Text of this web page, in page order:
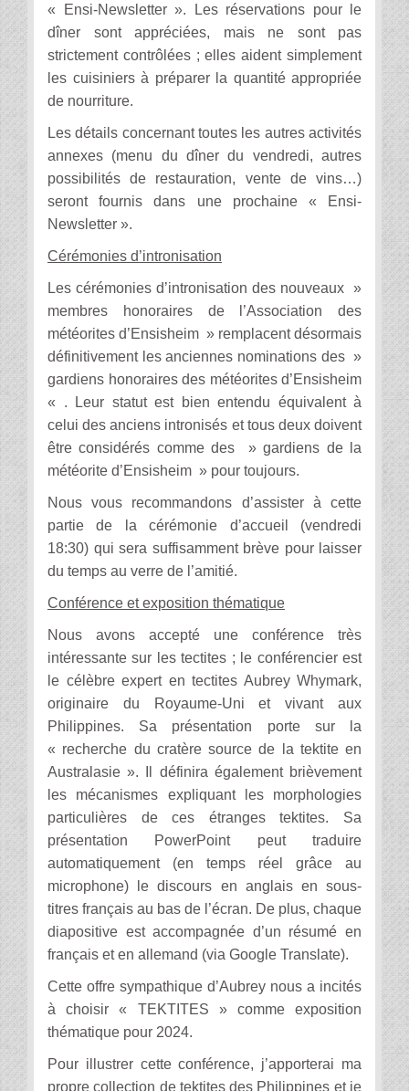
« Ensi-Newsletter ». Les réservations pour le
dîner sont appréciées, mais ne sont pas
strictement contrôlées ; elles aident simplement
les cuisiniers à préparer la quantité appropriée
de nourriture.
Les détails concernant toutes les autres activités
annexes (menu du dîner du vendredi, autres
possibilités de restauration, vente de vins…)
seront fournis dans une prochaine « Ensi-
Newsletter ».
Cérémonies d’intronisation
Les cérémonies d’intronisation des nouveaux »
membres honoraires de l’Association des
météorites d’Ensisheim » remplacent désormais
définitivement les anciennes nominations des »
gardiens honoraires des météorites d’Ensisheim
« . Leur statut est bien entendu équivalent à
celui des anciens intronisés et tous deux doivent
être considérés comme des » gardiens de la
météorite d’Ensisheim » pour toujours.
Nous vous recommandons d’assister à cette
partie de la cérémonie d’accueil (vendredi
18:30) qui sera suffisamment brève pour laisser
du temps au verre de l’amitié.
Conférence et exposition thématique
Nous avons accepté une conférence très
intéressante sur les tectites ; le conférencier est
le célèbre expert en tectites Aubrey Whymark,
originaire du Royaume-Uni et vivant aux
Philippines. Sa présentation porte sur la
« recherche du cratère source de la tektite en
Australasie ». Il définira également brièvement
les mécanismes expliquant les morphologies
particulières de ces étranges tektites. Sa
présentation PowerPoint peut traduire
automatiquement (en temps réel grâce au
microphone) le discours en anglais en sous-
titres français au bas de l’écran. De plus, chaque
diapositive est accompagnée d’un résumé en
français et en allemand (via Google Translate).
Cette offre sympathique d’Aubrey nous a incités
à choisir « TEKTITES » comme exposition
thématique pour 2024.
Pour illustrer cette conférence, j’apporterai ma
propre collection de tektites des Philippines et je